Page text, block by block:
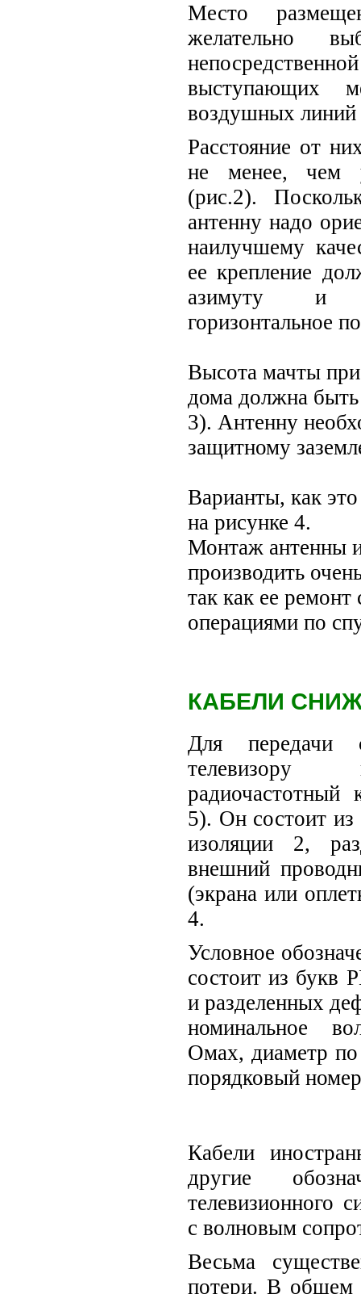
Место
желательно
выступающих
воздушных линий
Расстояние от
не менее, чем
(рис.2).
антенну надо
наилучшему
ее крепление
азимуту и
горизонтальное
Высота мачты
дома должна
3). Антенну
защитному
Варианты, как
на рисунке 4.
Монтаж антенны
производить
так как ее ремонт
операциями по
КАБЕЛИ
Для передачи
телевизору
радиочастотный
5). Он состоит из
изоляции 2,
внешний
(экрана или
4.
Условное
состоит из букв
и разделенных
номинальное
Омах, диаметр
порядковый
Кабели
другие
телевизионного
с волновым
Весьма
потери. В общем